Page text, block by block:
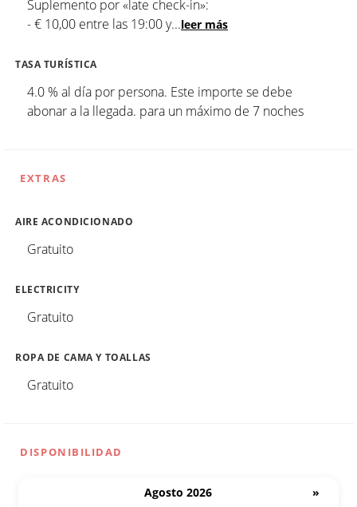
Suplemento por «late check-in»:
- € 10,00 entre las 19:00 y...leer más
TASA TURÍSTICA
4.0 % al día por persona. Este importe se debe
abonar a la llegada. para un máximo de 7 noches
EXTRAS
AIRE ACONDICIONADO
Gratuito
ELECTRICITY
Gratuito
ROPA DE CAMA Y TOALLAS
Gratuito
DISPONIBILIDAD
Agosto 2026
»